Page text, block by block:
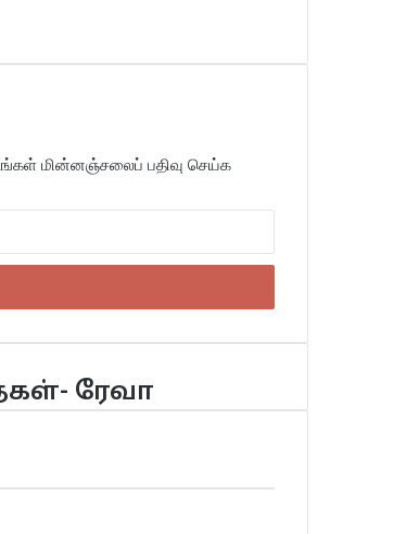
மின்னஞ்சலைப் பதிவு செய்க
ரேவா